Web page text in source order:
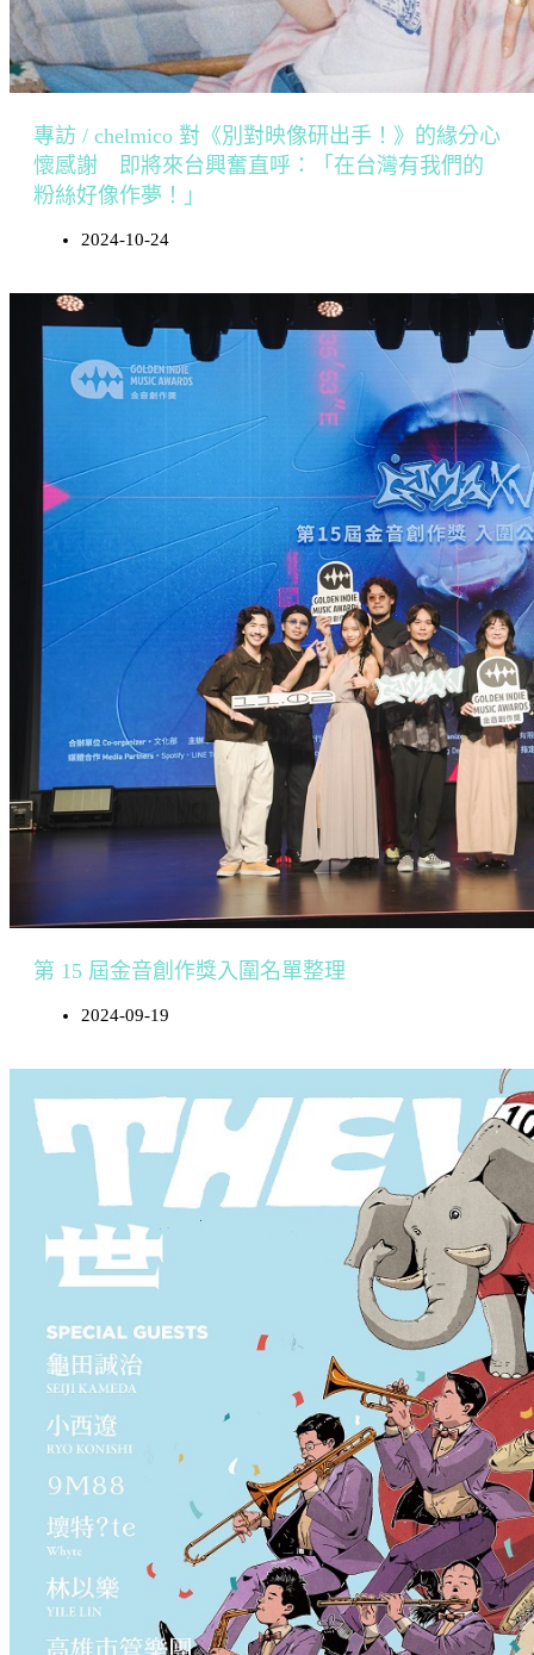
專訪 / chelmico 對《別對映像研出手！》的緣分心
懷感謝 即將來台興奮直呼：「在台灣有我們的
粉絲好像作夢！」
2024-10-24
第 15 屆金音創作獎入圍名單整理
2024-09-19